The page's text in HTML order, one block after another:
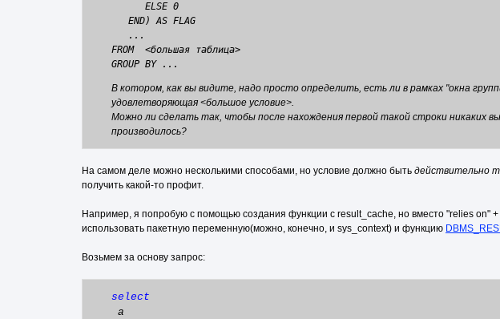
      ELSE 0
   END) AS FLAG
   ...
FROM  <большая таблица>
В котором, как вы видите, надо просто определить, есть ли в рамках "окна
удовлетворяющая <большое условие>.
Можно ли сделать так, чтобы после нахождения первой такой строки никаких
производилось?
На самом деле можно несколькими способами, но условие должно быть действительно
получить какой-то профит.
Например, я попробую с помощью создания функции с result_cache, но вместо "relies on" +
использовать пакетную переменную(можно, конечно, и sys_context) и функцию
Возьмем за основу запрос:
select
a